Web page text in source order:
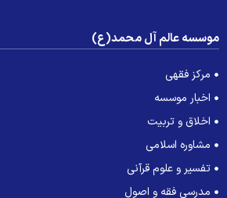
عالم آل محمد(ع)
مرکز فقهی
اخبار موسسه
اخلاق و تربیت
مشاوره اسلامی
تفسیر و علوم قرآنی
مدرسی فقه و اصول